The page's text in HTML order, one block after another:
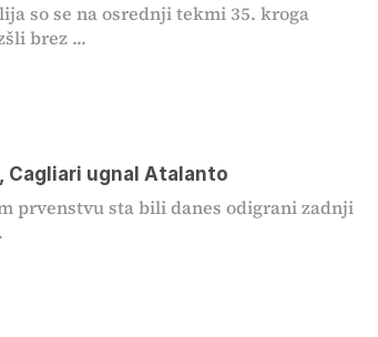
so se na osrednji tekmi 35. kroga
brez ...
Cagliari ugnal Atalanto
prvenstvu sta bili danes odigrani zadnji